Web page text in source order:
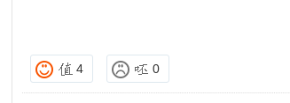
4 0